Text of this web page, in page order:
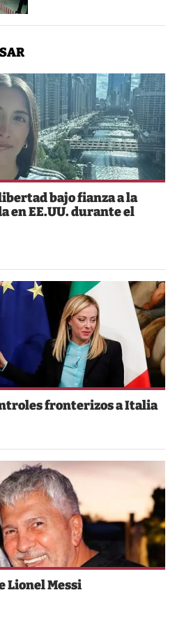
bajo fianza a la
en EE.UU. durante el
fronterizos a Italia
Lionel Messi